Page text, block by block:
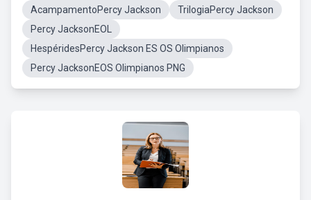
AcampamentoPercy Jackson
TrilogiaPercy Jackson
Percy JacksonEOL
HespéridesPercy Jackson ES OS Olimpianos
Percy JacksonEOS Olimpianos PNG